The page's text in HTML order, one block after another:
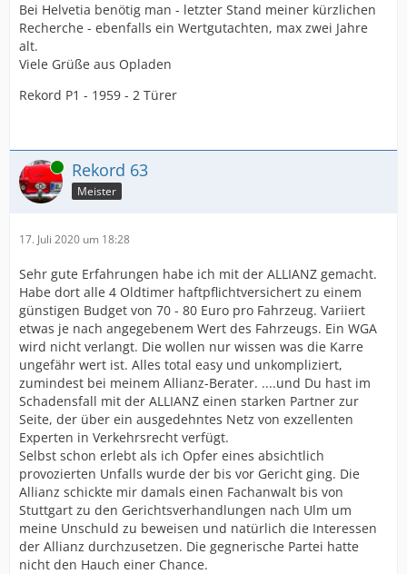
Bei Helvetia benötig man - letzter Stand meiner kürzlichen
Recherche - ebenfalls ein Wertgutachten, max zwei Jahre
alt.
Viele Grüße aus Opladen
Rekord P1 - 1959 - 2 Türer
Online Rekord 63
Meister
17. Juli 2020 um 18:28
Sehr gute Erfahrungen habe ich mit der ALLIANZ gemacht.
Habe dort alle 4 Oldtimer haftpflichtversichert zu einem
günstigen Budget von 70 - 80 Euro pro Fahrzeug. Variiert
etwas je nach angegebenem Wert des Fahrzeugs. Ein WGA
wird nicht verlangt. Die wollen nur wissen was die Karre
ungefähr wert ist. Alles total easy und unkompliziert,
zumindest bei meinem Allianz-Berater. ....und Du hast im
Schadensfall mit der ALLIANZ einen starken Partner zur
Seite, der über ein ausgedehntes Netz von exzellenten
Experten in Verkehrsrecht verfügt.
Selbst schon erlebt als ich Opfer eines absichtlich
provozierten Unfalls wurde der bis vor Gericht ging. Die
Allianz schickte mir damals einen Fachanwalt bis von
Stuttgart zu den Gerichtsverhandlungen nach Ulm um
meine Unschuld zu beweisen und natürlich die Interessen
der Allianz durchzusetzen. Die gegnerische Partei hatte
nicht den Hauch einer Chance.